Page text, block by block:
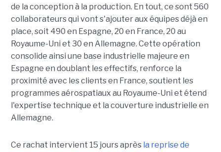
de la conception à la production. En tout, ce sont 560
collaborateurs qui vont s'ajouter aux équipes déjà en
place, soit 490 en Espagne, 20 en France, 20 au
Royaume-Uni et 30 en Allemagne. Cette opération
consolide ainsi une base industrielle majeure en
Espagne en doublant les effectifs, renforce la
proximité avec les clients en France, soutient les
programmes aérospatiaux au Royaume-Uni et étend
l'expertise technique et la couverture industrielle en
Allemagne.
Ce rachat intervient 15 jours après la reprise de